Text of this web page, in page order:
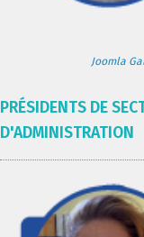
Joomla
PRÉSIDENTS DE
D'ADMINISTRATION